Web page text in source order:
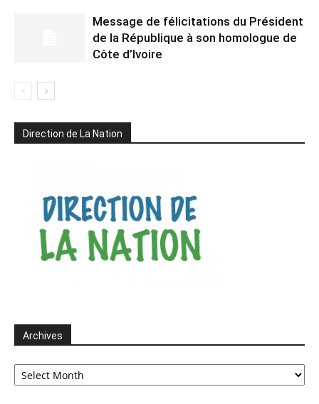
Message de félicitations du Président
de la République à son homologue de
Côte d’Ivoire
Direction de La Nation
Archives
Archives